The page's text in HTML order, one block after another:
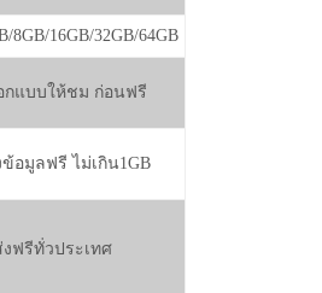
8GB/16GB/32GB/64GB
กแบบให้ชม ก่อนฟรี
อมูลฟรี ไม่เกิน1GB
ฟรีทั่วประเทศ